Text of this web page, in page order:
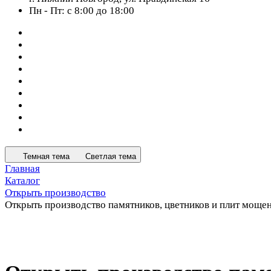
Пн - Пт: с 8:00 до 18:00
Темная тема Светлая тема
Главная
Каталог
Открыть производство
Открыть производство памятников, цветников и плит